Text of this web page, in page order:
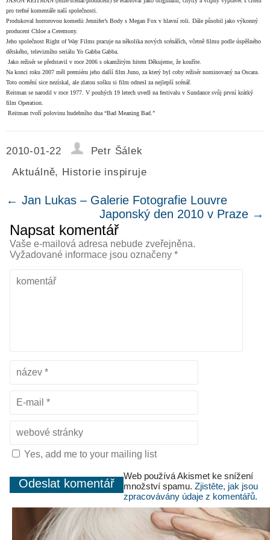
pro trefné komentáře naší společnosti.
Produkoval horrorovou komedii Jennifer’s Body s Megan Fox v hlavní roli. Dále působil jako výkonný
producent Chloe a Ceremony.
Jeho společnost Right of Way Films pracuje na několika nových scénářích, včetně filmu podle úspěšného
dětského, televizního seriálu Yo Gabba Gabba.
Jako režisér se představil v roce 2006 s okamžitým hitem Děkujeme, že kouříte.
Na konci roku 2007 měl premiéru jeho další film Juno, za který byl coby režisér nominovaný na Oscara.
Toto ocenění sice nezískal, ale zlatou sošku si film odnesl za nejlepší scénář.
Reitman se narodil v roce 1977. V pouhých 19 letech uvedl na festivalu v Sundance svůj první krátký
film Operation.
Reitman tvoří polovinu hudebního dua “Bad Meaning Bad.”
2010-01-22
Petr Šálek
Aktuálně, Historie inspiruje
← Jan Lukas – Galerie Fotografie Louvre
Japonský den 2010 v Praze →
Napsat komentář
Vaše e-mailová adresa nebude zveřejněna.
Vyžadované informace jsou označeny *
Yes, add me to your mailing list
Web používá Akismet ke snížení
množství spamu. Zjistěte, jak jsou
zpracovávány údaje z komentářů.